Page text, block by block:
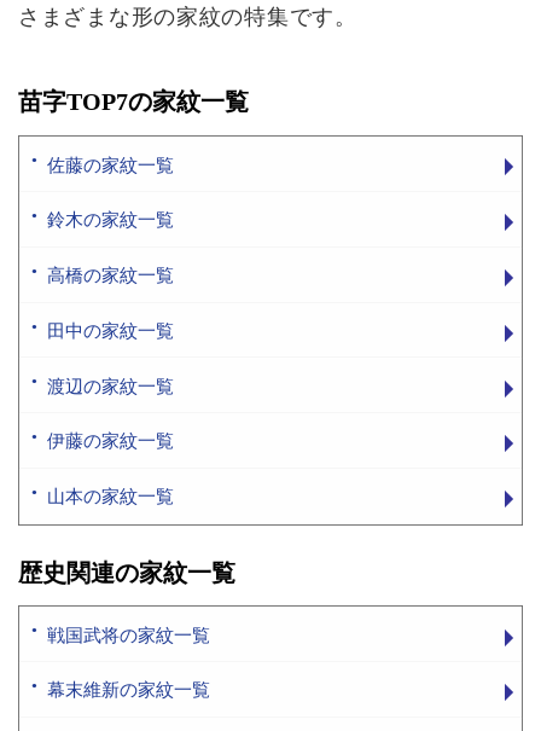
さまざまな形の家紋の特集です。
苗字TOP7の家紋一覧
佐藤の家紋一覧
鈴木の家紋一覧
高橋の家紋一覧
田中の家紋一覧
渡辺の家紋一覧
伊藤の家紋一覧
山本の家紋一覧
歴史関連の家紋一覧
戦国武将の家紋一覧
幕末維新の家紋一覧